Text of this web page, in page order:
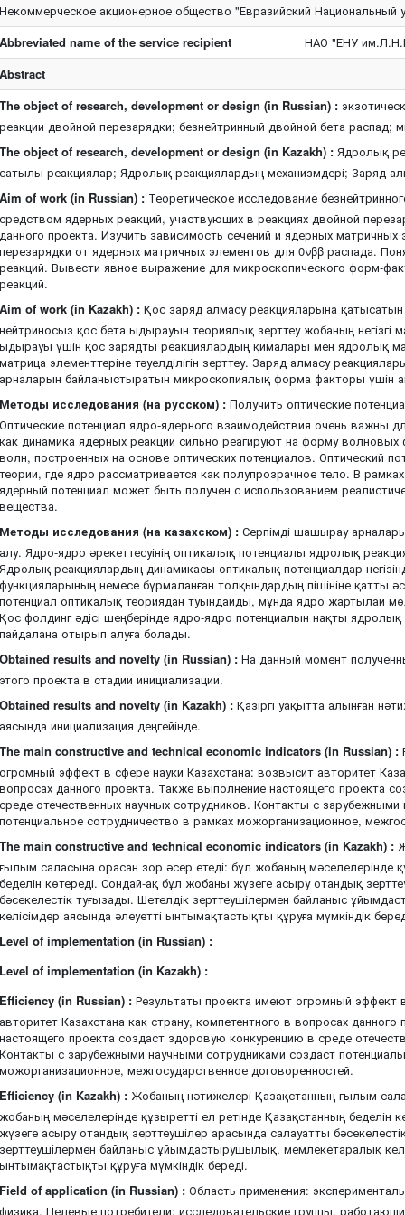
Некоммерческое акционерное общество "Евразийский Национальный
Abbreviated name of the service recipient
НАО "ЕНУ
Abstract
The object of research, development or design (in Russian) :
реакции двойной перезарядки; безнейтринный двойной бета
The object of research, development or design (in Kazakh) : Ядролық
сатылы реакциялар; Ядролық реакциялардың механизмдері; Заряд
Aim of work (in Russian) : Теоретическое исследование
средством ядерных реакций, участвующих в реакциях двойной
данного проекта. Изучить зависимость сечений и ядерных
перезарядки от ядерных матричных элементов для 0νββ распада.
реакций. Вывести явное выражение для микроскопического форм-
реакций.
Aim of work (in Kazakh) : Қос заряд алмасу реакцияларына
нейтриносыз қос бета ыдырауын теориялық зерттеу жобаның
ыдырауы үшін қос зарядты реакциялардың қималары мен ядролық
матрица элементтеріне тәуелділігін зерттеу. Заряд алмасу
арналарын байланыстыратын микроскопиялық форма факторы үшін
Методы исследования (на русском) : Получить оптические
Оптические потенциал ядро-ядерного взаимодействия очень важны
как динамика ядерных реакций сильно реагируют на форму волновых
волн, построенных на основе оптических потенциалов. Оптический
теории, где ядро рассматривается как полупрозрачное тело. В
ядерный потенциал может быть получен с использованием
вещества.
Методы исследования (на казахском) : Серпімді шашырау
алу. Ядро-ядро әрекеттесуінің оптикалық потенциалы ядролық
Ядролық реакциялардың динамикасы оптикалық потенциалдар
функцияларының немесе бұрмаланған толқындардың пішініне қатты
потенциал оптикалық теориядан туындайды, мұнда ядро жартылай
Қос фолдинг әдісі шеңберінде ядро-ядро потенциалын нақты
пайдалана отырып алуға болады.
Obtained results and novelty (in Russian) : На данный момент
этого проекта в стадии инициализации.
Obtained results and novelty (in Kazakh) : Қазіргі уақытта алынған
аясында инициализация деңгейінде.
The main constructive and technical economic indicators (in Russian) :
огромный эффект в сфере науки Казахстана: возвысит авторитет
вопросах данного проекта. Также выполнение настоящего проекта
среде отечественных научных сотрудников. Контакты с
потенциальное сотрудничество в рамках можорганизационное,
The main constructive and technical economic indicators (in Kazakh) :
ғылым саласына орасан зор әсер етеді: бұл жобаның мәселелерінде
беделін көтереді. Сондай-ақ бұл жобаны жүзеге асыру отандық
бәсекелестік туғызады. Шетелдік зерттеушілермен байланыс
келісімдер аясында әлеуетті ынтымақтастықты құруға мүмкіндік
Level of implementation (in Russian) :
Level of implementation (in Kazakh) :
Efficiency (in Russian) : Результаты проекта имеют огромный эффект
авторитет Казахстана как страну, компетентного в вопросах
настоящего проекта создаст здоровую конкуренцию в среде
Контакты с зарубежными научными сотрудниками создаст
можорганизационное, межгосударственное договоренностей.
Efficiency (in Kazakh) : Жобаның нәтижелері Қазақстанның ғылым
жобаның мәселелерінде құзыретті ел ретінде Қазақстанның беделін
жүзеге асыру отандық зерттеушілер арасында салауатты
зерттеушілермен байланыс ұйымдастырушылық, мемлекетаралық
ынтымақтастықты құруға мүмкіндік береді.
Field of application (in Russian) : Область применения:
физика. Целевые потребители: исследовательские группы,